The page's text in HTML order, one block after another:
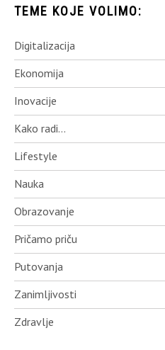
TEME KOJE VOLIMO:
Digitalizacija
Ekonomija
Inovacije
Kako radi…
Lifestyle
Nauka
Obrazovanje
Pričamo priču
Putovanja
Zanimljivosti
Zdravlje